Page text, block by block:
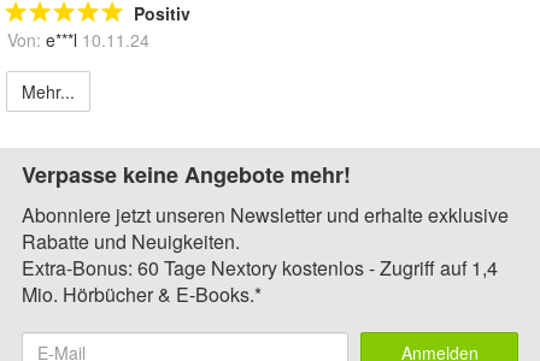
Positiv
Von: e***l 10.11.24
Mehr...
Verpasse keine Angebote mehr!
Abonniere jetzt unseren Newsletter und erhalte exklusive
Rabatte und Neuigkeiten.
Extra-Bonus: 60 Tage Nextory kostenlos - Zugriff auf 1,4
Mio. Hörbücher & E-Books.*
Anmelden